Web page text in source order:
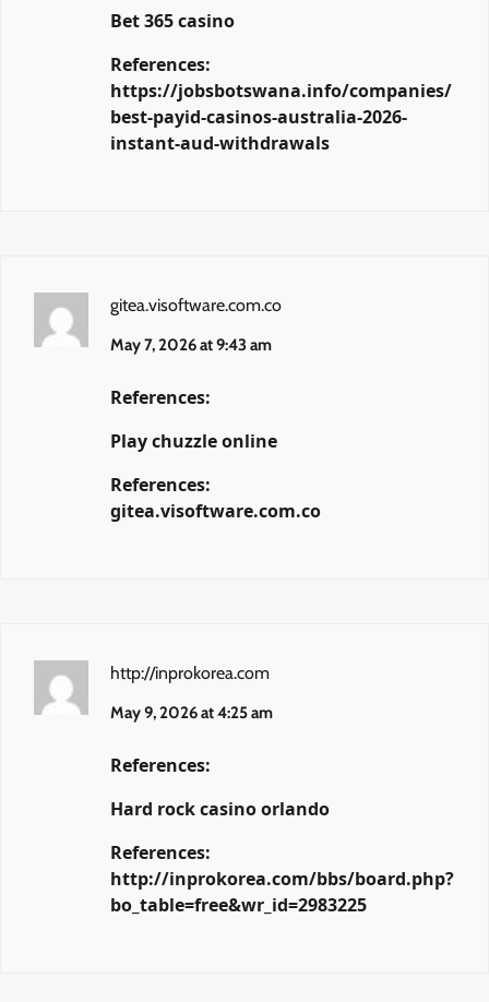
Bet 365 casino
References:
https://jobsbotswana.info/companies/
best-payid-casinos-australia-2026-
instant-aud-withdrawals
gitea.visoftware.com.co
May 7, 2026 at 9:43 am
References:
Play chuzzle online
References:
gitea.visoftware.com.co
http://inprokorea.com
May 9, 2026 at 4:25 am
References:
Hard rock casino orlando
References:
http://inprokorea.com/bbs/board.php?
bo_table=free&wr_id=2983225